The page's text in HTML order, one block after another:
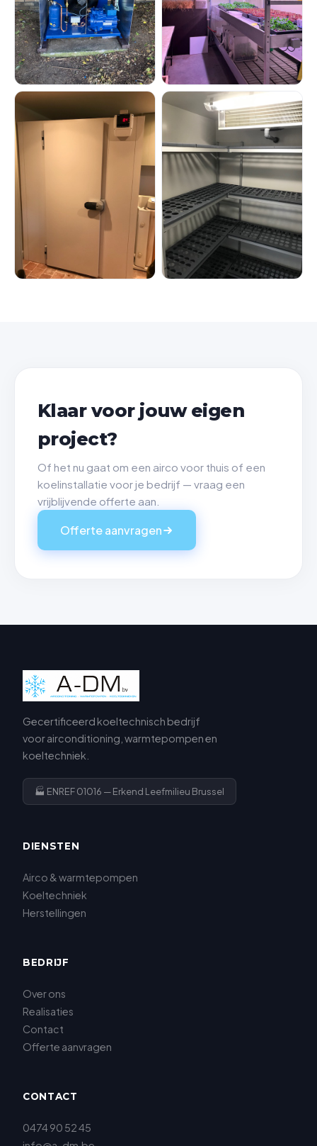
Klaar voor jouw eigen
project?
Of het nu gaat om een airco voor thuis of een
koelinstallatie voor je bedrijf — vraag een
vrijblijvende offerte aan.
Offerte aanvragen
Gecertificeerd koeltechnisch bedrijf
voor airconditioning, warmtepompen en
koeltechniek.
🏭 ENREF 01016 — Erkend Leefmilieu Brussel
DIENSTEN
Airco & warmtepompen
Koeltechniek
Herstellingen
BEDRIJF
Over ons
Realisaties
Contact
Offerte aanvragen
CONTACT
0474 90 52 45